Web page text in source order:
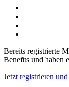
Bereits registrierte
Benefits und haben
Jetzt registrieren